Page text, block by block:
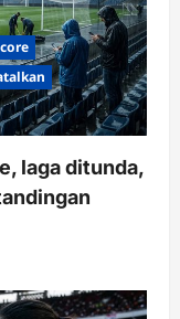
laga ditunda,